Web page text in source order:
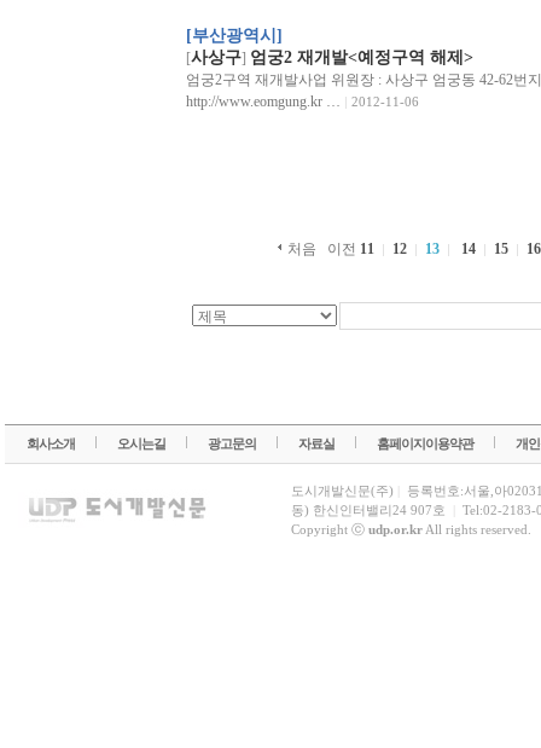
[부산광역시]
[사상구] 엄궁2 재개발<예정구역 해제>
엄궁2구역 재개발사업 위원장 : 사상구 엄궁동 42-62번
http://www.eomgung.kr …
2012-11-06
처음 이전 11 12 13 14 15
회사소개 오시는길 광고문의 자료실 홈페이지이용약관 개
도시개발신문(주)
등록번호:서울,아
동) 한신인터밸리24 907호
Tel:02-2183-
Copyright ⓒ udp.or.krAll rights reserved.